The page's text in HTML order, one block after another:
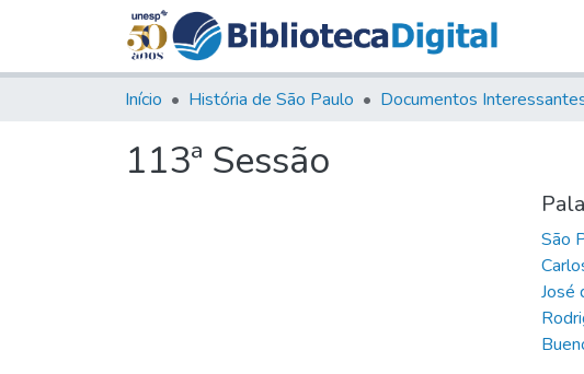
Início História de São Paulo Documentos
113ª Sessão
São
José